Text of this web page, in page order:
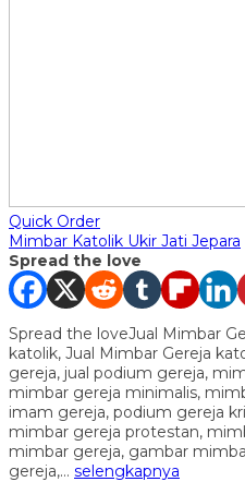
Quick Order
Mimbar Katolik Ukir Jati Jepara
Spread the love
Spread the loveJual Mimbar
katolik, Jual Mimbar Gereja
gereja, jual podium gereja,
mimbar gereja minimalis,
imam gereja, podium gereja
mimbar gereja protestan,
mimbar gereja, gambar
gereja,… selengkapnya